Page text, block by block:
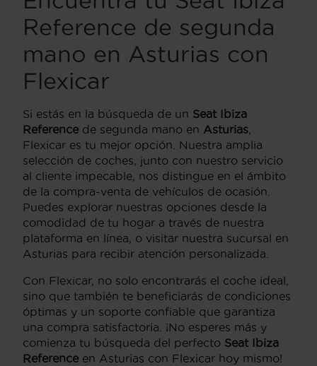
Reference de segunda
mano en Asturias con
Flexicar
Si estás en la búsqueda de un Seat Ibiza
Reference de segunda mano en Asturias,
Flexicar es tu mejor opción. Nuestra amplia
selección de coches, junto con nuestro servicio
al cliente impecable, nos distingue en el ámbito
de la compra-venta de vehículos de ocasión.
Puedes explorar nuestras opciones desde la
comodidad de tu hogar a través de nuestra
plataforma en línea, o visitar nuestra sucursal en
Asturias para recibir atención personalizada.
Con Flexicar, no solo encontrarás el coche ideal,
sino que también te beneficiarás de condiciones
óptimas y un soporte confiable que garantiza
una compra satisfactoria. ¡No esperes más y
comienza tu búsqueda del perfecto Seat Ibiza
Reference en Asturias con Flexicar hoy mismo!